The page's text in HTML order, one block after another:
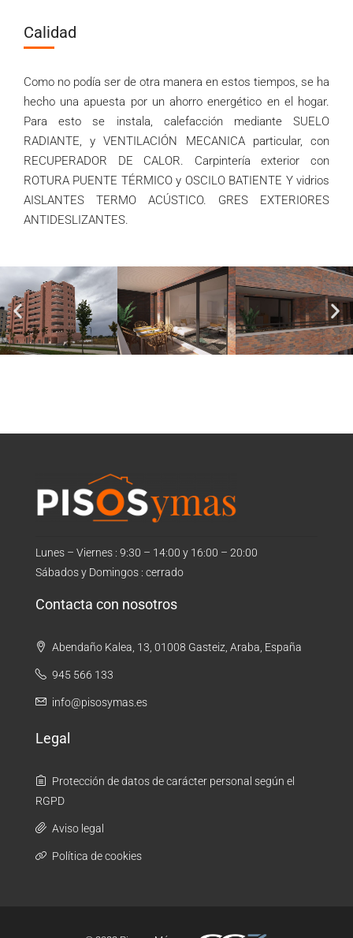
Calidad
Como no podía ser de otra manera en estos tiempos, se ha
hecho una apuesta por un ahorro energético en el hogar.
Para esto se instala, calefacción mediante SUELO
RADIANTE, y VENTILACIÓN MECANICA particular, con
RECUPERADOR DE CALOR. Carpintería exterior con
ROTURA PUENTE TÉRMICO y OSCILO BATIENTE Y vidrios
AISLANTES TERMO ACÚSTICO. GRES EXTERIORES
ANTIDESLIZANTES.
Lunes – Viernes : 9:30 – 14:00 y 16:00 – 20:00
Sábados y Domingos : cerrado
Contacta con nosotros
Abendaño Kalea, 13, 01008 Gasteiz, Araba, España
945 566 133
info@pisosymas.es
Legal
Protección de datos de carácter personal según el
RGPD
Aviso legal
Política de cookies